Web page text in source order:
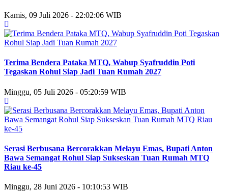
Kamis, 09 Juli 2026 - 22:02:06 WIB
Terima Bendera Pataka MTQ, Wabup Syafruddin Poti
Tegaskan Rohul Siap Jadi Tuan Rumah 2027
Minggu, 05 Juli 2026 - 05:20:59 WIB
Serasi Berbusana Bercorakkan Melayu Emas, Bupati Anton
Bawa Semangat Rohul Siap Sukseskan Tuan Rumah MTQ
Riau ke-45
Minggu, 28 Juni 2026 - 10:10:53 WIB